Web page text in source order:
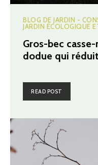
BLOG DE JARDIN -
JARDIN ÉCOLOGIQUE
Gros-bec
dodue qui
READ POST